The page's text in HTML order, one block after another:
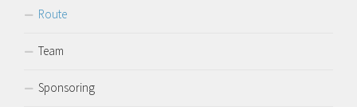
Route
Team
Sponsoring